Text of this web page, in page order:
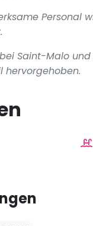
Personal
Saint-Malo
hervorgehoben.